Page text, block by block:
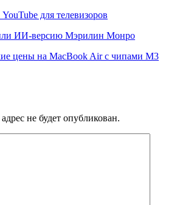
для телевизоров
ИИ-версию Мэрилин Монро
цены на MacBook Air с чипами M3
не будет опубликован.